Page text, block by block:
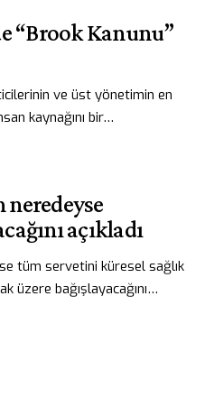
“Brook Kanunu”
ve üst yönetimin en
kaynağını bir…
açıkladı
tüm servetini küresel sağlık
üzere bağışlayacağını…